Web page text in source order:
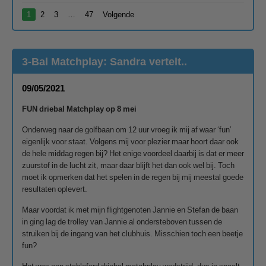
1 2 3 47 Volgende
3-Bal Matchplay: Sandra vertelt..
09/05/2021
FUN driebal Matchplay op 8 mei
Onderweg naar de golfbaan om 12 uur vroeg ik mij af waar ‘fun’
eigenlijk voor staat. Volgens mij voor plezier maar hoort daar ook
de hele middag regen bij? Het enige voordeel daarbij is dat er meer
zuurstof in de lucht zit, maar daar blijft het dan ook wel bij. Toch
moet ik opmerken dat het spelen in de regen bij mij meestal goede
resultaten oplevert.
Maar voordat ik met mijn flightgenoten Jannie en Stefan de baan
in ging lag de trolley van Jannie al ondersteboven tussen de
struiken bij de ingang van het clubhuis. Misschien toch een beetje
fun?